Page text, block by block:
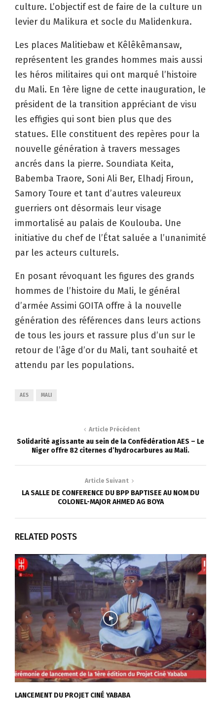
culture. L’objectif est de faire de la culture un
levier du Malikura et socle du Malidenkura.
Les places Malitiebaw et Kêlêkêmansaw,
représentent les grandes hommes mais aussi
les héros militaires qui ont marqué l’histoire
du Mali. En 1ère ligne de cette inauguration, le
président de la transition appréciant de visu
les effigies qui sont bien plus que des
statues. Elle constituent des repères pour la
nouvelle génération à travers messages
ancrés dans la pierre. Soundiata Keita,
Babemba Traore, Soni Ali Ber, Elhadj Firoun,
Samory Toure et tant d’autres valeureux
guerriers ont désormais leur visage
immortalisé au palais de Koulouba. Une
initiative du chef de l’État saluée a l’unanimité
par les acteurs culturels.
En posant révoquant les figures des grands
hommes de l’histoire du Mali, le général
d’armée Assimi GOITA offre à la nouvelle
génération des références dans leurs actions
de tous les jours et rassure plus d’un sur le
retour de l’âge d’or du Mali, tant souhaité et
attendu par les populations.
AES MALI
Article Précédent
Solidarité agissante au sein de la Confédération AES – Le
Niger offre 82 citernes d’hydrocarbures au Mali.
Article Suivant
LA SALLE DE CONFERENCE DU BPP BAPTISEE AU NOM DU
COLONEL-MAJOR AHMED AG BOYA
RELATED POSTS
LANCEMENT DU PROJET CINÉ YABABA